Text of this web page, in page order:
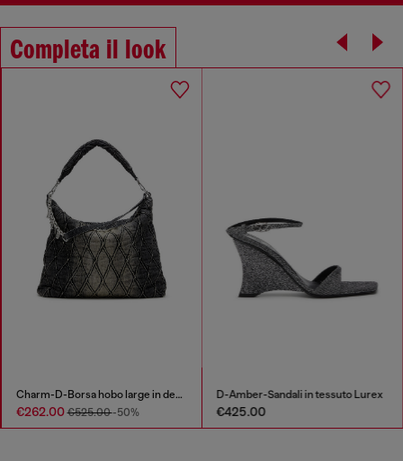
Completa il look
Charm-D-Borsa hobo large in denim trapuntato e trattato
€262.00€525.00-50%
D-Amber-Sandali in tessuto Lurex
€425.00